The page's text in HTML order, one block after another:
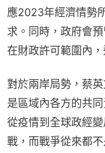
應2023年經濟情勢
求。同時，政府會
在財政許可範圍內
對於兩岸局勢，蔡
是區域內各方的共
從疫情到全球政經
戰，而戰爭從來都